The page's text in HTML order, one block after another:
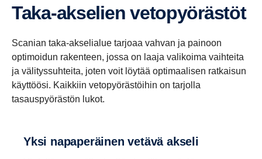
Vankassa ja kestävässä vaihteistossa ei ole
ryömintävälityksiä, ja tasainen, hyvä tuntuma tekee
vaihtamisesta helppoa. Lisävarusteita ovat Scania
Opticruise, Scania-hidastin ja erilaiset voiman
olosuhteisiin, ja se on paras valinta vaativaan
kaukoliikenteeseen. Vaihteiston tiheät porrastukset tuovat
keveyttä, ajamisen helppoutta ja ensiluokkaista
käyttötaloudellisuutta.
Tässä vaihteistossa on kaksi ryömintävaihdetta ajoon,
Taka-​akselien vetopyö­rästöt
Scanian taka-akselialue tarjoaa vahvan ja painoon
optimoidun rakenteen, jossa on laaja valikoima vaihteita
ja välityssuhteita, joten voit löytää optimaalisen ratkaisun
käyttöösi. Kaikkiin vetopyörästöihin on tarjolla
tasauspyörästön lukot.
Yksi napape­räinen vetävä akseli